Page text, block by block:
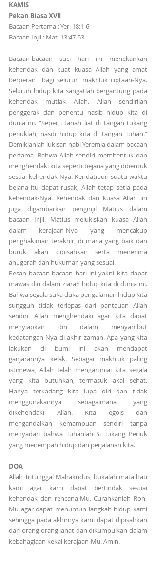
KAMIS
Pekan Biasa XVII
Bacaan Pertama : Yer. 18:1-6
Bacaan Injil : Mat. 13:47-53
Bacaan-bacaan suci hari ini menekankan
kehendak dan kuat kuasa Allah yang amat
berperan  bagi seluruh makhluk ciptaan-Nya.
Seluruh hidup kita sangatlah bergantung pada
kehendak mutlak Allah. Allah sendirilah
penggerak dan penentu nasib hidup kita di
dunia ini. “Seperti tanah liat di tangan tukang
periuklah, nasib hidup kita di tangan Tuhan.”
Demikianlah lukisan nabi Yeremia dalam bacaan
pertama. Bahwa Allah sendiri membentuk dan
menghendaki kita seperti bejana yang dibentuk
sesuai kehendak-Nya. Kendatipun suatu waktu
bejana itu dapat rusak, Allah tetap setia pada
kehendak-Nya. Kehendak dan kuasa Allah ini
juga digambarkan penginjil Matius dalam
bacaan Injil. Matius melukiskan kuasa Allah
dalam kerajaan-Nya yang mencakup
penghakiman terakhir, di mana yang baik dan
buruk akan dipisahkan serta menerima
anugerah dan hukuman yang sesuai.
Pesan bacaan-bacaan hari ini yakni kita dapat
mawas diri dalam ziarah hidup kita di dunia ini.
Bahwa segala suka duka pengalaman hidup kita
sungguh tidak terlepas dari pantauan Allah
sendiri. Allah menghendaki agar kita dapat
menyiapkan diri dalam menyambut
kedatangan-Nya di akhir zaman. Apa yang kita
lakukan di bumi ini akan mendapat
ganjarannya kelak. Sebagai makhluk paling
istimewa, Allah telah mengaruniai kita segala
yang kita butuhkan, termasuk akal sehat.
Hanya terkadang kita lupa diri dan tidak
menggunakannya sebagaimana yang
dikehendaki Allah. Kita egois dan
mengandalkan kemampuan sendiri tanpa
menyadari bahwa Tuhanlah Si Tukang Periuk
yang menempah hidup dan perjalanan kita.
DOA
Allah Tritunggal Mahakudus, bukalah mata hati
kami agar kami dapat bertindak sesuai
kehendak dan rencana-Mu. Curahkanlah Roh-
Mu agar dapat menuntun langkah hidup kami
sehingga pada akhirnya kami dapat dipisahkan
dari orang-orang jahat dan dikumpulkan dalam
kebahagiaan kekal kerajaan-Mu. Amin.